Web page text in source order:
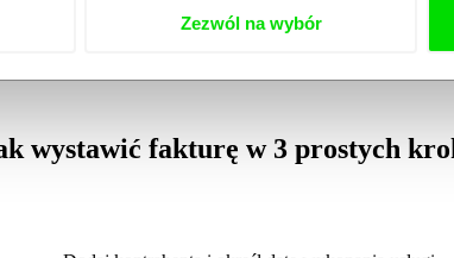
Zezwól na wybór
wystawić fakturę w 3 prostych